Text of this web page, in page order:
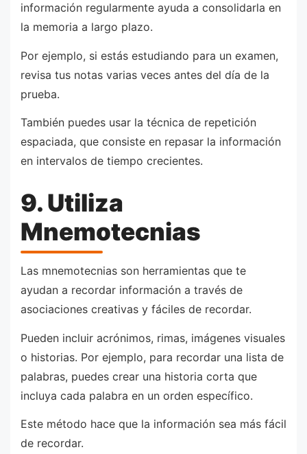
información regularmente ayuda a consolidarla en
la memoria a largo plazo.
Por ejemplo, si estás estudiando para un examen,
revisa tus notas varias veces antes del día de la
prueba.
También puedes usar la técnica de repetición
espaciada, que consiste en repasar la información
en intervalos de tiempo crecientes.
9. Utiliza
Mnemotecnias
Las mnemotecnias son herramientas que te
ayudan a recordar información a través de
asociaciones creativas y fáciles de recordar.
Pueden incluir acrónimos, rimas, imágenes visuales
o historias. Por ejemplo, para recordar una lista de
palabras, puedes crear una historia corta que
incluya cada palabra en un orden específico.
Este método hace que la información sea más fácil
de recordar.